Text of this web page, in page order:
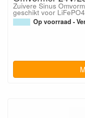
Zuivere Sinus
geschikt voor
Op voorraad -